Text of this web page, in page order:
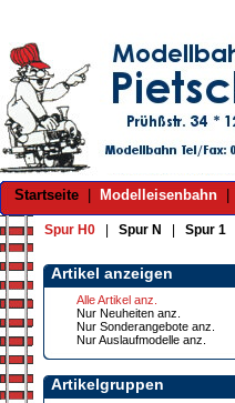
Startseite Modelleisenbahn
Spur H0 Spur N Spur 1
Artikel anzeigen
Alle Artikel anz.
Nur Neuheiten anz.
Nur Sonderangebote anz.
Nur Auslaufmodelle anz.
Artikelgruppen